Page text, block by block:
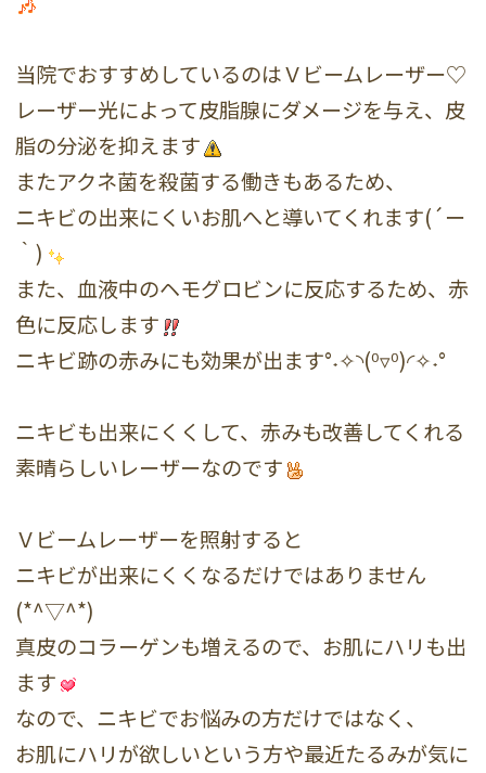
当院でおすすめしているのはＶビームレーザー♡
レーザー光によって皮脂腺にダメージを与え、皮
脂の分泌を抑えます
またアクネ菌を殺菌する働きもあるため、
ニキビの出来にくいお肌へと導いてくれます(´ー
｀)
また、血液中のヘモグロビンに反応するため、赤
色に反応します
ニキビ跡の赤みにも効果が出ます°˖✧◝(⁰▿⁰)◜✧˖°
ニキビも出来にくくして、赤みも改善してくれる
素晴らしいレーザーなのです
Ｖビームレーザーを照射すると
ニキビが出来にくくなるだけではありません
(*^▽^*)
真皮のコラーゲンも増えるので、お肌にハリも出
ます
なので、ニキビでお悩みの方だけではなく、
お肌にハリが欲しいという方や最近たるみが気に